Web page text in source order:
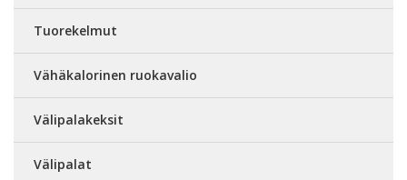
Tuorekelmut
Vähäkalorinen ruokavalio
Välipalakeksit
Välipalat